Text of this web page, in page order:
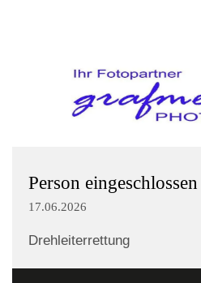
Person eingeschlossen
17.06.2026
Drehleiterrettung